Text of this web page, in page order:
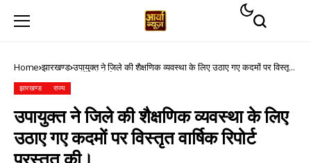
Home झारखण्ड उपायुक्त ने जिले की शैक्षणिक व्यवस्था के लिए उठाए गए कदमों पर विस्तृत
झारखण्ड राज्य
उपायुक्त ने जिले की शैक्षणिक व्यवस्था के लिए
उठाए गए कदमों पर विस्तृत वार्षिक रिपोर्ट